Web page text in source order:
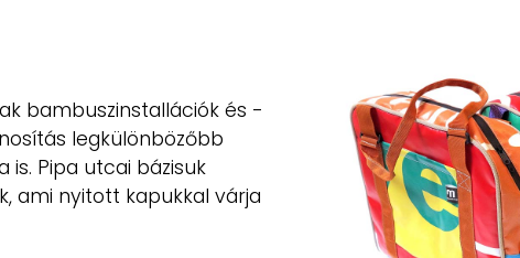
bambuszinstallációk és -
legkülönbözőbb
is. Pipa utcai bázisuk
ami nyitott kapukkal várja